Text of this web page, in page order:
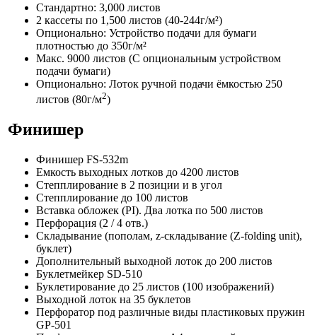
Стандартно: 3,000 листов
2 кассеты по 1,500 листов (40-244г/м²)
Опционально: Устройство подачи для бумаги
плотностью до 350г/м²
Макс. 9000 листов (С опциональным устройством
подачи бумаги)
Опционально: Лоток ручной подачи ёмкостью 250
листов (80г/м2)
Финишер
Финишер FS-532m
Емкость выходных лотков до 4200 листов
Степплирование в 2 позиции и в угол
Степплирование до 100 листов
Вставка обложек (PI). Два лотка по 500 листов
Перфорация (2 / 4 отв.)
Складывание (пополам, z-складывание (Z-folding unit),
буклет)
Дополнительный выходной лоток до 200 листов
Буклетмейкер SD-510
Буклетирование до 25 листов (100 изображений)
Выходной лоток на 35 буклетов
Перфоратор под различные виды пластиковых пружин
GP-501